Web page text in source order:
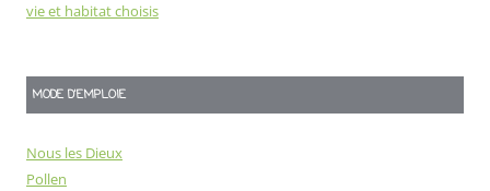
vie et habitat choisis
MODE D'EMPLOIE
Nous les Dieux
Pollen